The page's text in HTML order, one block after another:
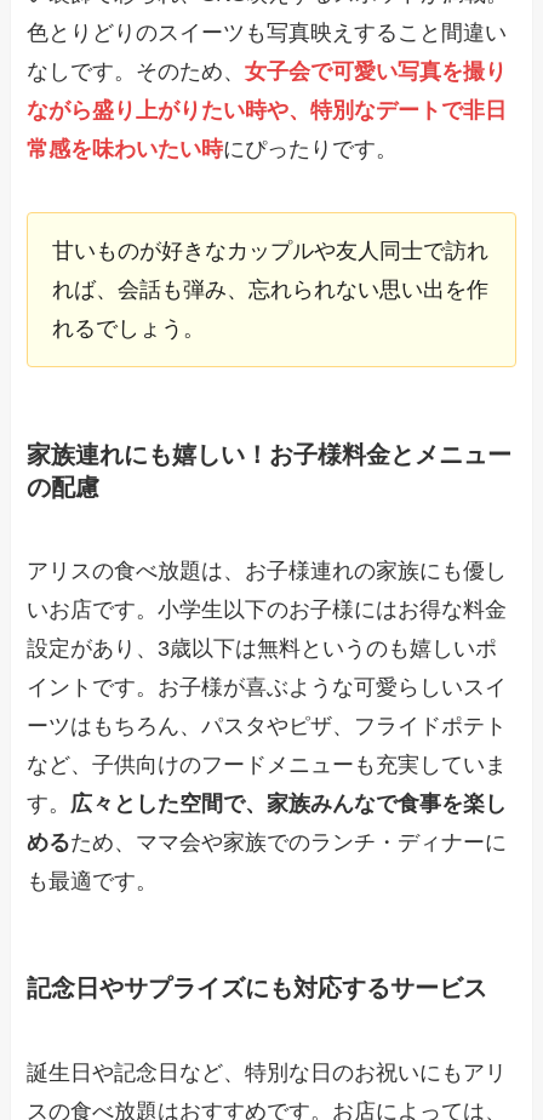
色とりどりのスイーツも写真映えすること間違い
なしです。そのため、女子会で可愛い写真を撮り
ながら盛り上がりたい時や、特別なデートで非日
常感を味わいたい時にぴったりです。
甘いものが好きなカップルや友人同士で訪れ
れば、会話も弾み、忘れられない思い出を作
れるでしょう。
家族連れにも嬉しい！お子様料金とメニュー
の配慮
アリスの食べ放題は、お子様連れの家族にも優し
いお店です。小学生以下のお子様にはお得な料金
設定があり、3歳以下は無料というのも嬉しいポ
イントです。お子様が喜ぶような可愛らしいスイ
ーツはもちろん、パスタやピザ、フライドポテト
など、子供向けのフードメニューも充実していま
す。 広々とした空間で、家族みんなで食事を楽し
めるため、ママ会や家族でのランチ・ディナーに
も最適です。
記念日やサプライズにも対応するサービス
誕生日や記念日など、特別な日のお祝いにもアリ
スの食べ放題はおすすめです。お店によっては、